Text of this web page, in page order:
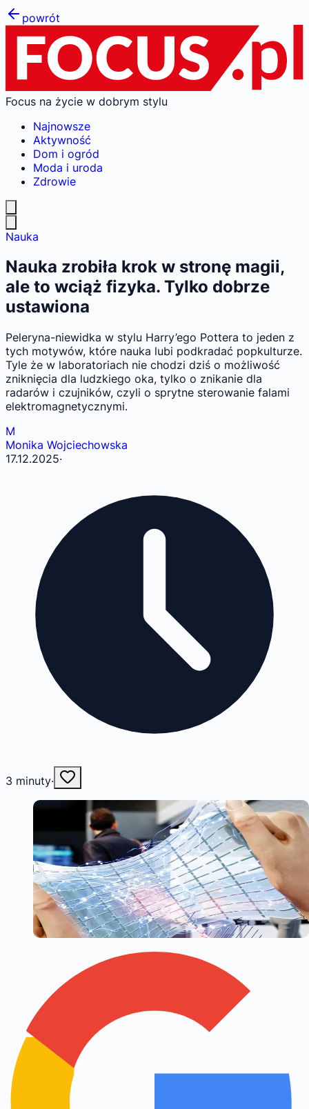
powrót
Focus na życie w dobrym stylu
Najnowsze
Aktywność
Dom i ogród
Moda i uroda
Zdrowie
Nauka
Nauka zrobiła krok w stronę magii,
ale to wciąż fizyka. Tylko dobrze
ustawiona
Peleryna-niewidka w stylu Harry’ego Pottera to jeden z
tych motywów, które nauka lubi podkradać popkulturze.
Tyle że w laboratoriach nie chodzi dziś o możliwość
zniknięcia dla ludzkiego oka, tylko o znikanie dla
radarów i czujników, czyli o sprytne sterowanie falami
elektromagnetycznymi.
M
Monika Wojciechowska
17.12.2025·
3 minuty·